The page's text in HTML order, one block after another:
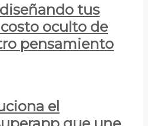
tus
oculto de
pensamiento
el